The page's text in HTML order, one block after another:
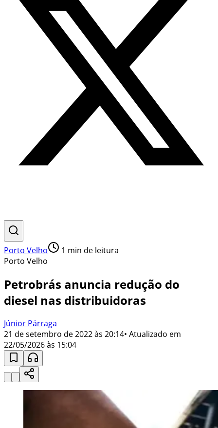
Porto Velho 1 min de leitura
Porto Velho
Petrobrás anuncia redução do
diesel nas distribuidoras
Júnior Párraga
21 de setembro de 2022 às 20:14• Atualizado em
22/05/2026 às 15:04